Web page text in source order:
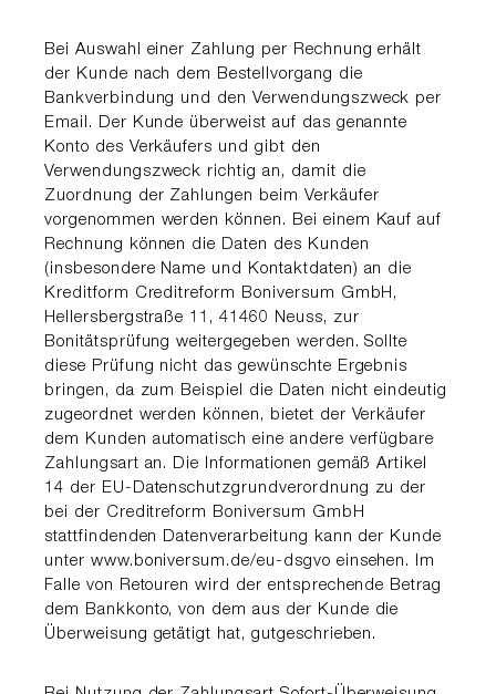
Bei Auswahl einer Zahlung per Rechnung erhält
der Kunde nach dem Bestellvorgang die
Bankverbindung und den Verwendungszweck per
Email. Der Kunde überweist auf das genannte
Konto des Verkäufers und gibt den
Verwendungszweck richtig an, damit die
Zuordnung der Zahlungen beim Verkäufer
vorgenommen werden können. Bei einem Kauf auf
Rechnung können die Daten des Kunden
(insbesondere Name und Kontaktdaten) an die
Kreditform Creditreform Boniversum GmbH,
Hellersbergstraße 11, 41460 Neuss, zur
Bonitätsprüfung weitergegeben werden. Sollte
diese Prüfung nicht das gewünschte Ergebnis
bringen, da zum Beispiel die Daten nicht eindeutig
zugeordnet werden können, bietet der Verkäufer
dem Kunden automatisch eine andere verfügbare
Zahlungsart an. Die Informationen gemäß Artikel
14 der EU-Datenschutzgrundverordnung zu der
bei der Creditreform Boniversum GmbH
stattfindenden Datenverarbeitung kann der Kunde
unter www.boniversum.de/eu-dsgvo einsehen. Im
Falle von Retouren wird der entsprechende Betrag
dem Bankkonto, von dem aus der Kunde die
Überweisung getätigt hat, gutgeschrieben.